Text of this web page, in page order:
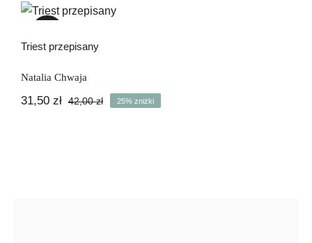
Triest przepisany
Triest przepisany
Natalia Chwaja
42,00złPierwotna
31,50 zł
Aktualna
25% zniżki